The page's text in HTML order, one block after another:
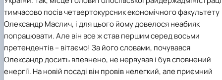
Іноземні мови
Працевлаштування
Їдальні та буфети
Студентські квитки
Центр вивчення мов
Психологічна підтримка
Інклюзивне середовище
Рада молодих вчених
Наукові школи
Стартап школа НУБіП України
Методичні рекомендації, пам'ятки
Форми документів
Патентно-ліцензійна діяльність
ЦКНО «Агропромисловий комплекс, лісове і
садово-паркове господарство, ветеринарна
медицина»
Обладнання НУБіП України
Біоетична комісія
Наукові видання
Досліднику та автору
Звіт про проведення НТЗ
Наукові журнали НУБіП України
Наукові журнали НУБіП України (English)
Пам'ятка про проведення науково-
Наука для бізнесу
Каталог наукових послуг
«SEB-2024»
«SEB-2025»
Рада роботодавців
Благодійний фонд «Голосіївська ініціатива
2020»
Видатні випускники та працівники
Звіт ректора
Пам'яті захисників України
Почесні доктори і професори НУБіП України
Пресслужба
Університетський кур'єр
Доступ до публічної інформації
Державні закупівлі
Офіційна символіка
Антикорупційні заходи
Уповноважена особа з питань запобігання
виявлення корупції
Положення про антикорупційного
Гендерна радниця
Контактна інформація
тимчасово посів четвертокурсник економічного факультету
Олександр Маслич, і для цього йому довелося неабияк
попрацювати. Але він все ж став першим серед восьми
претендентів – вітаємо! За його словами, почувався
Олександр досить впевнено, не нервував і був сповнений
енергії. На новій посаді він провів нелегкий, але приємний